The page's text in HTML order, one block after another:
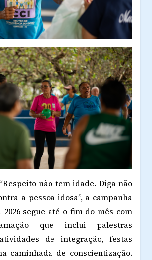
não tem idade. Diga não
a pessoa idosa”, a campanha
2026 segue até o fim do mês com
que inclui palestras
de integração, festas
caminhada de conscientização.